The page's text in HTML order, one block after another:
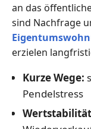
an das
sind Nachfrage
erzielen
Kurze Wege:
Pendelstress